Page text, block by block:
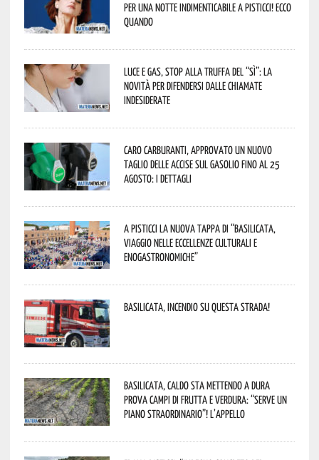
per una notte indimenticabile a Pisticci! Ecco
quando
Luce e gas, stop alla truffa del “Sì”: la
novità per difendersi dalle chiamate
indesiderate
Caro carburanti, approvato un nuovo
taglio delle accise sul gasolio fino al 25
agosto: i dettagli
A Pisticci la nuova tappa di “Basilicata,
viaggio nelle eccellenze culturali e
enogastronomiche”
Basilicata, incendio su questa strada!
Basilicata, caldo sta mettendo a dura
prova campi di frutta e verdura: “Serve un
piano straordinario”! L’appello